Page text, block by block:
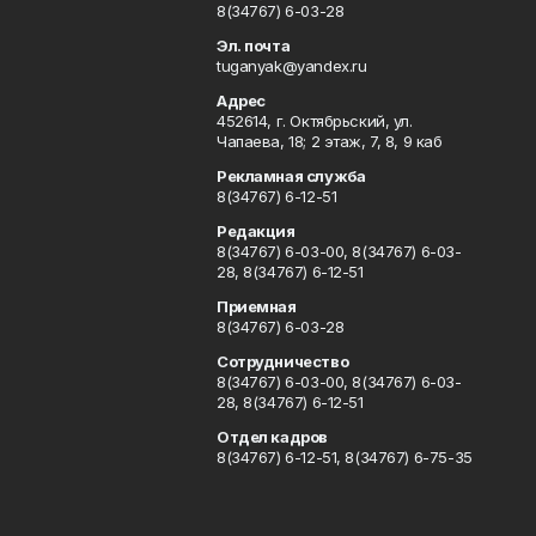
8(34767) 6-03-28
Эл. почта
tuganyak@yandex.ru
Адрес
452614, г. Октябрьский, ул.
Чапаева, 18; 2 этаж, 7, 8, 9 каб
Рекламная служба
8(34767) 6-12-51
Редакция
8(34767) 6-03-00, 8(34767) 6-03-
28, 8(34767) 6-12-51
Приемная
8(34767) 6-03-28
Сотрудничество
8(34767) 6-03-00, 8(34767) 6-03-
28, 8(34767) 6-12-51
Отдел кадров
8(34767) 6-12-51, 8(34767) 6-75-35